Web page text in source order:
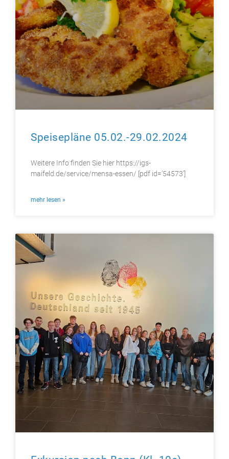
Speisepläne 05.02.-29.02.2024
Weitere Info finden Sie hier https://igs-
maifeld.de/service/mensa-essen/ [pdf id=’54573′]
mehr lesen »